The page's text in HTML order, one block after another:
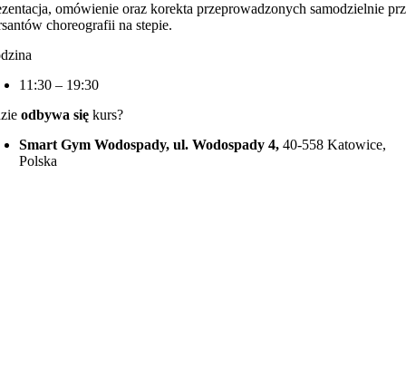
omówienie oraz korekta przeprowadzonych samodzielnie
choreografii na stepie.
11:30 – 19:30
odbywa się kurs?
Smart Gym Wodospady, ul. Wodospady 4, 40-558 Katowice,
Polska